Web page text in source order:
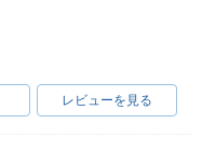
レビューを見る